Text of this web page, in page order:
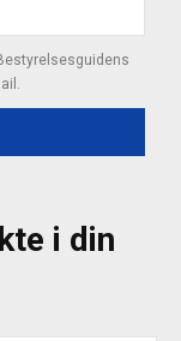
i din